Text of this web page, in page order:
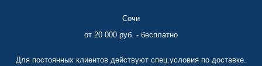
Сочи
от 20 000 руб. - бесплатно
Для постоянных клиентов действуют спец.условия по доставке.